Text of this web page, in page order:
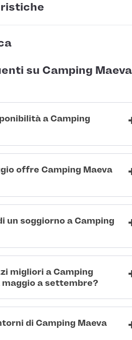
su Camping Maeva
a Camping
offre Camping Maeva
un soggiorno a Camping
migliori a Camping
maggio a settembre?
di Camping Maeva